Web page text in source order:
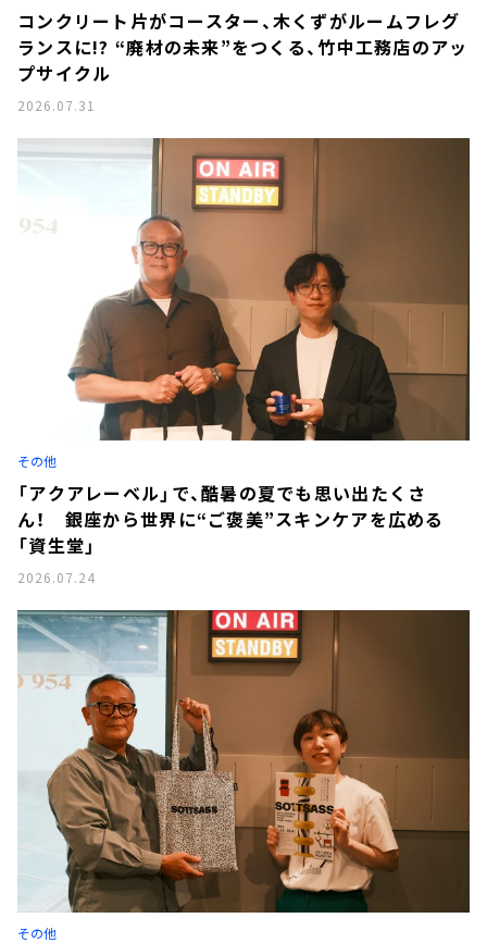
YouTube
会社情報
コンクリート片がコースター、木くずがルームフレグ
ランスに!? “廃材の未来”をつくる、竹中工務店のアッ
プサイクル
2026.07.31
その他
「アクアレーベル」で、酷暑の夏でも思い出たくさ
ん！ 銀座から世界に“ご褒美”スキンケアを広める
「資生堂」
2026.07.24
その他